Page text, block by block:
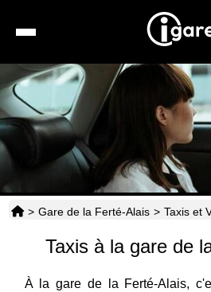
Hôtels
Taxis
> Gare de la Ferté-Alais > Taxis et
Taxis à la gare de
À la gare de la Ferté-Alais,